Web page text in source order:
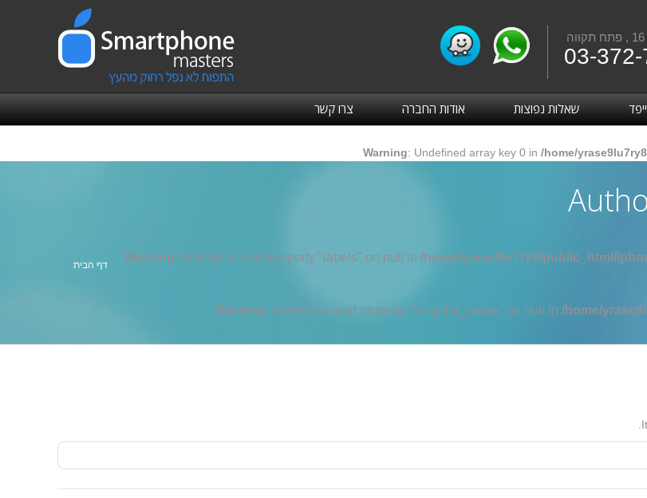
03-
שאלות נפוצות אודות החברה צרו קשר
Warning: Undefined array key 0 in /home/
Warning: Attempt to read property "labels" on null in /home/yrase9lu7ry8/public_html/
Warning: Attempt to read property "singular_name" on null in /home/
אתה כאן:
דף הבית